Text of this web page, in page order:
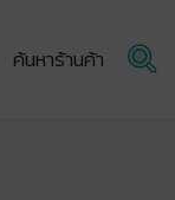
ค้นหาร้านค้า